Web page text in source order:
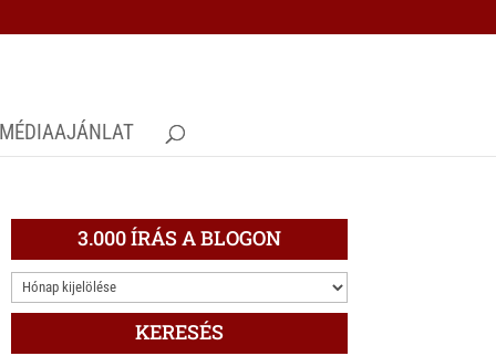
MÉDIAAJÁNLAT
3.000 ÍRÁS A BLOGON
3.000
ÍRÁS
KERESÉS